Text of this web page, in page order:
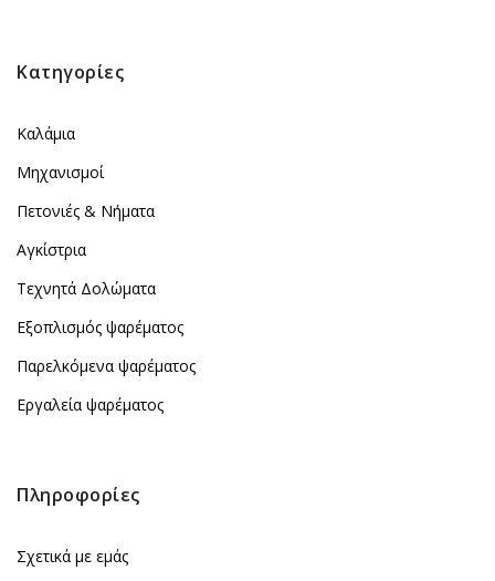
Κατηγορίες
Καλάμια
Μηχανισμοί
Πετονιές & Νήματα
Αγκίστρια
Τεχνητά Δολώματα
Εξοπλισμός ψαρέματος
Παρελκόμενα ψαρέματος
Εργαλεία ψαρέματος
Πληροφορίες
Σχετικά με εμάς